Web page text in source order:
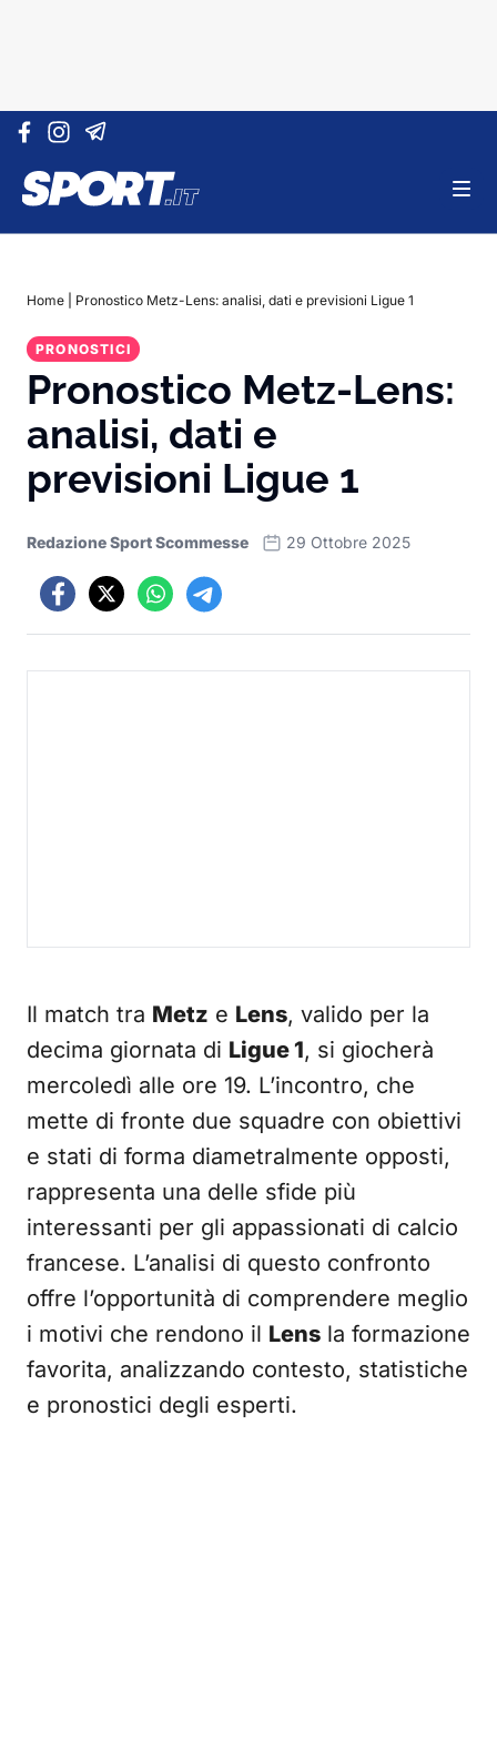
Vai al contenuto
Home Pronostico Metz-Lens: analisi, dati e previsioni Ligue 1
PRONOSTICI
Pronostico Metz-Lens:
analisi, dati e
previsioni Ligue 1
Redazione Sport Scommesse 29 Ottobre 2025
Il match tra Metz e Lens, valido per la
decima giornata di Ligue 1, si giocherà
mercoledì alle ore 19. L’incontro, che
mette di fronte due squadre con obiettivi
e stati di forma diametralmente opposti,
rappresenta una delle sfide più
interessanti per gli appassionati di calcio
francese. L’analisi di questo confronto
offre l’opportunità di comprendere meglio
i motivi che rendono il Lens la formazione
favorita, analizzando contesto, statistiche
e pronostici degli esperti.